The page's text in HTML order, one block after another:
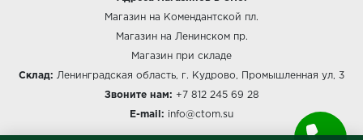
Магазин на Комендантской пл.
Магазин на Ленинском пр.
Магазин при складе
Склад: Ленинградская область, г. Кудрово, Промышленная ул, 3
Звоните нам: +7 812 245 69 28
E-mail: info@ctom.su